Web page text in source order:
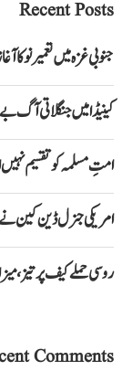
Recent Posts
جنوبی غزہ میں تعمیر نو
کینیڈا میں جنگلاتی آگ بے قابو، 20 ہزار افراد کا
امتِ مسلمہ کو تقسیم
امریکی جنرل ڈین کین
روسی حملے کیف پر تیز،
Comments